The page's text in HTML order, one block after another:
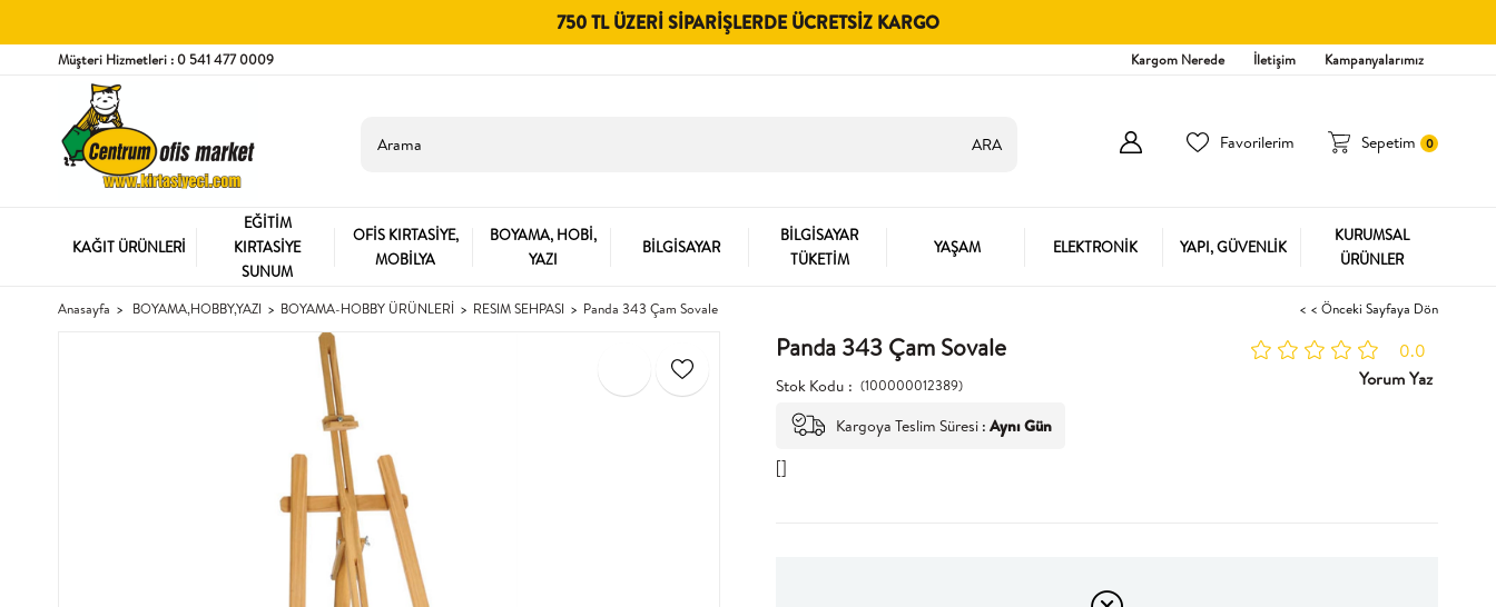
750 TL ÜZERI SIPARIŞLERDE ÜCRETSIZ KARGO
Müşteri Hizmetleri : 0 541 477 0009 Kargom Nerede İletişim Kampanyalarımız
Sepetim 0
Favorilerim
KAĞIT ÜRÜNLERİ
EĞİTİM
KIRTASİYE
SUNUM
OFİS KIRTASİYE,
MOBİLYA
BOYAMA, HOBİ,
YAZI
BİLGİSAYAR
BİLGİSAYAR
TÜKETİM
YAŞAM ELEKTRONİK YAPI, GÜVENLİK
KURUMSAL
ÜRÜNLER
Anasayfa BOYAMA,HOBBY,YAZI BOYAMA-HOBBY ÜRÜNLERİ RESIM SEHPASI Panda 343 Çam Sovale < < Önceki Sayfaya Dön
Panda 343 Çam Sovale
0.0
Yorum Yaz
Stok Kodu (100000012389)
Kargoya Teslim Süresi : Aynı Gün
[]